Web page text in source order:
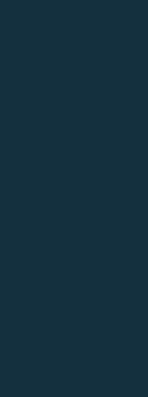
המשפט המחוזי
עוה"ד יעקב
תביעה זו דנה
במסגרתה טענו